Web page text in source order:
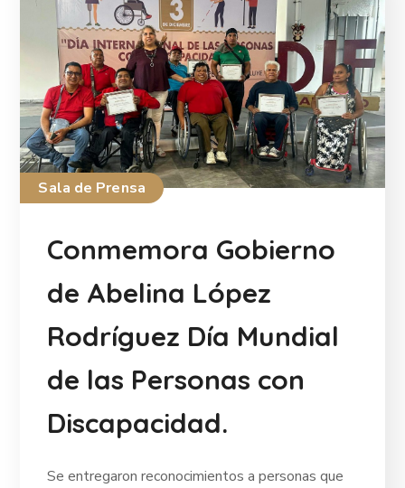
Sala de Prensa
Conmemora Gobierno
de Abelina López
Rodríguez Día Mundial
de las Personas con
Discapacidad.
Se entregaron reconocimientos a personas que